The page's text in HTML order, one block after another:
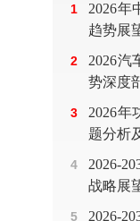
1
2026年
趋势展
2
2026汽
势深度
3
2026年
题分析
4
2026-
战略展
5
2026-